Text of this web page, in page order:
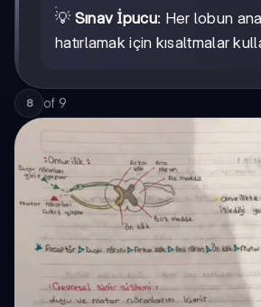
💡 Sınav İpucu: Her lobun
hatırlamak için kısaltmalar
8 of 9